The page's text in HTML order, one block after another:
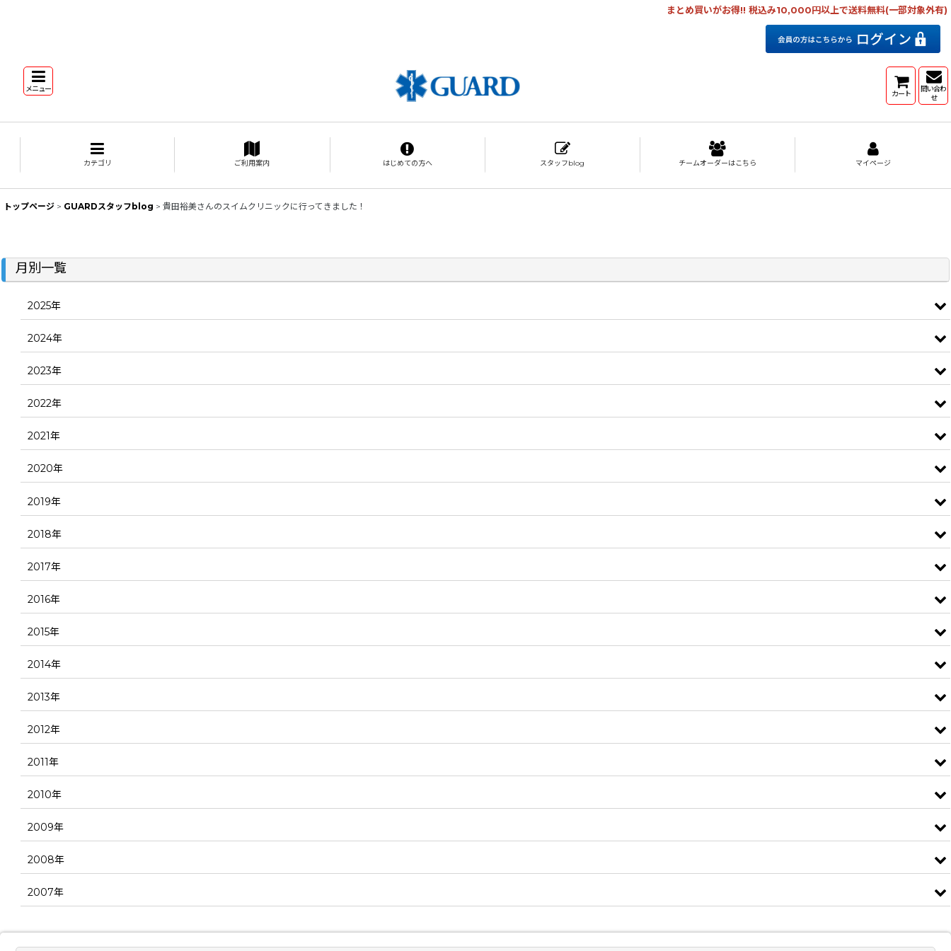
まとめ買いがお得!! 税込み10,000円以上で送料無料(一部対象外有)
メニュー カート
問い合わ
せ
カテゴリ ご利用案内 はじめての方へ スタッフblog チームオーダーはこちら マイページ
トップページ > GUARDスタッフblog > 貴田裕美さんのスイムクリニックに行ってきました！
月別一覧
2025年
2024年
2023年
2022年
2021年
2020年
2019年
2018年
2017年
2016年
2015年
2014年
2013年
2012年
2011年
2010年
2009年
2008年
2007年